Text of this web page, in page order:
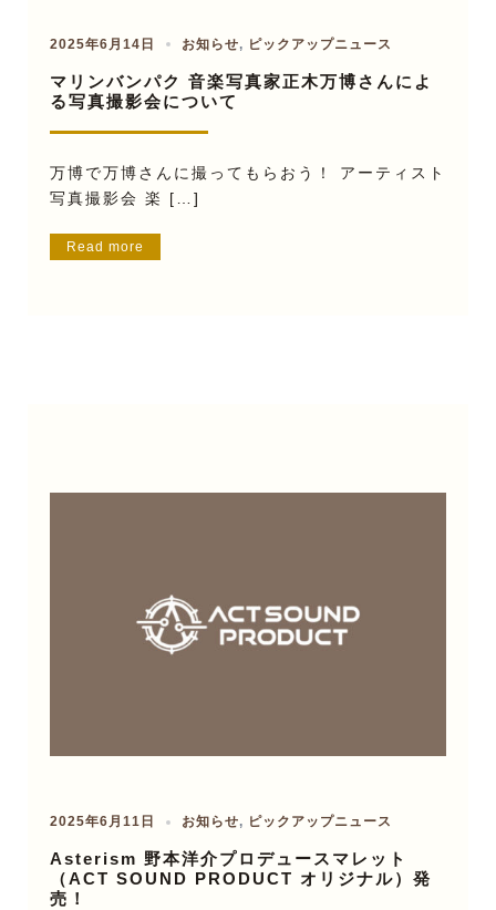
2025年6月14日 お知らせ, ピックアップニュース
マリンバンパク 音楽写真家正木万博さんによ
る写真撮影会について
万博で万博さんに撮ってもらおう！ アーティスト
写真撮影会 楽 […]
Read more
2025年6月11日 お知らせ, ピックアップニュース
Asterism 野本洋介プロデュースマレット
（ACT SOUND PRODUCT オリジナル）発
売！